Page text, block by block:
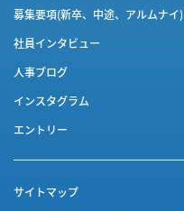
募集要項(新卒、中途、アルムナイ)
社員インタビュー
人事ブログ
インスタグラム
エントリー
サイトマップ